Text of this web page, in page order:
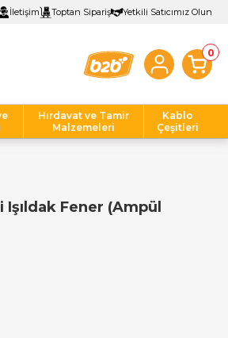
İletişim Toptan Sipariş Yetkili Satıcımız Olun
0
Hırdavat ve Tamir
Malzemeleri
Kablo
Çeşitleri
Fener (Ampül